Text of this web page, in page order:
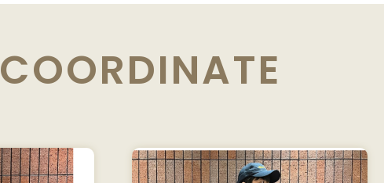
COORDINATE